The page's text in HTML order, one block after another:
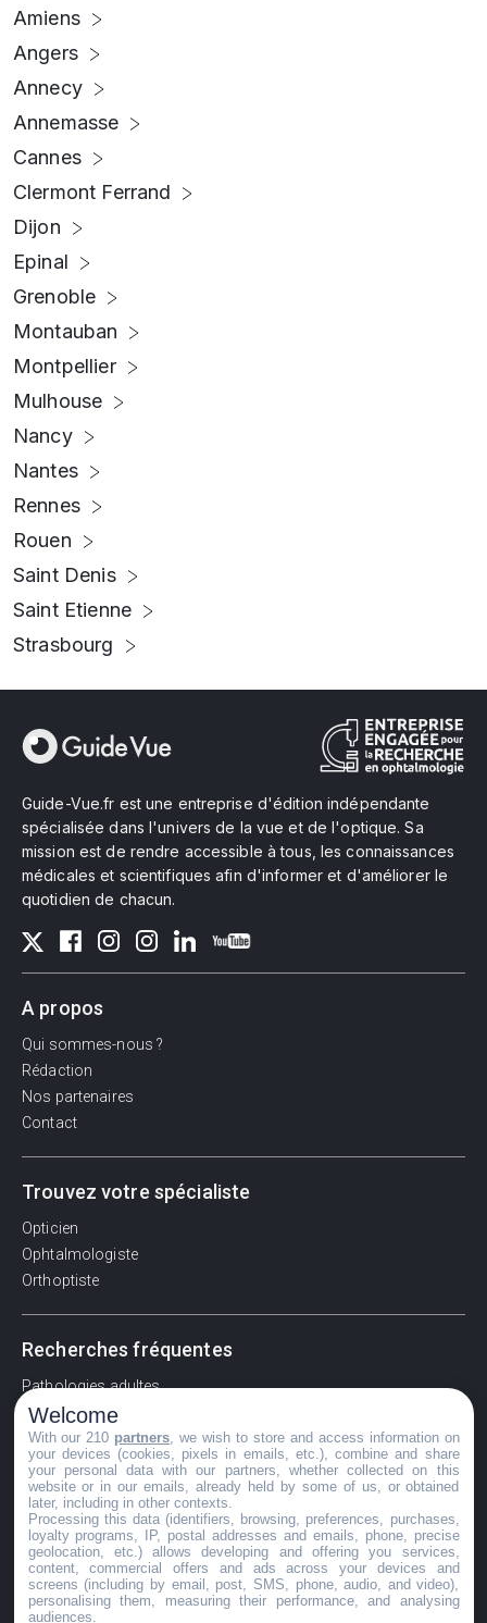
Amiens
Angers
Annecy
Annemasse
Cannes
Clermont Ferrand
Dijon
Epinal
Grenoble
Montauban
Montpellier
Mulhouse
Nancy
Nantes
Rennes
Rouen
Saint Denis
Saint Etienne
Strasbourg
Guide-Vue.fr est une entreprise d'édition indépendante
spécialisée dans l'univers de la vue et de l'optique. Sa
mission est de rendre accessible à tous, les connaissances
médicales et scientifiques afin d'informer et d'améliorer le
quotidien de chacun.
A propos
Qui sommes-nous ?
Rédaction
Nos partenaires
Contact
Trouvez votre spécialiste
Opticien
Ophtalmologiste
Orthoptiste
Recherches fréquentes
Pathologies adultes
Signes d'une urgence ophtalmologique
La vision
Acuité visuelle
Myosis / mydriase
Œdème oculaire
©GuideVue2024
Welcome
With our 210 partners , we wish to store and access information on
your devices (cookies, pixels in emails, etc.), combine and share
your personal data with our partners, whether collected on this
website or in our emails, already held by some of us, or obtained
later, including in other contexts.
Processing this data (identifiers, browsing, preferences, purchases,
loyalty programs, IP, postal addresses and emails, phone, precise
geolocation, etc.) allows developing and offering you services,
content, commercial offers and ads across your devices and
screens (including by email, post, SMS, phone, audio, and video),
personalising them, measuring their performance, and analysing
audiences.